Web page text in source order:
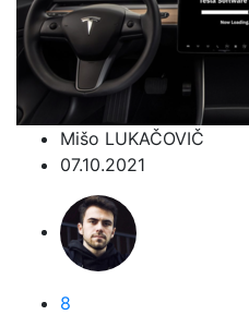
Mišo LUKAČOVIČ
07.10.2021
8